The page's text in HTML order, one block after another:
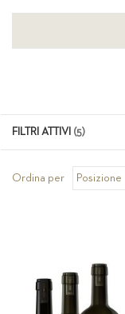
Ordina per
FILTRI ATTIVI